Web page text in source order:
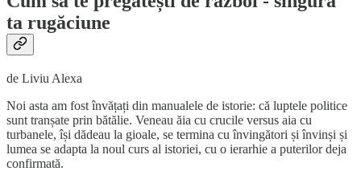
ta rugăciune
de Liviu Alexa
Noi asta am fost învățați din manualele de istorie: că luptele politice
sunt tranșate prin bătălie. Veneau ăia cu crucile versus aia cu
turbanele, își dădeau la gioale, se termina cu învingători și învinși și
lumea se adapta la noul curs al istoriei, cu o ierarhie a puterilor deja
confirmată.